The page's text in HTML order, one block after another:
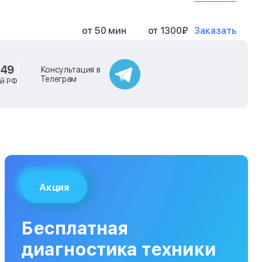
от 50 мин от 1300₽ Заказать
от 40 мин
от 40 мин
от 120 мин
РФ
Консультация в
Телеграм
Акция
Бесплатная
диагностика техники